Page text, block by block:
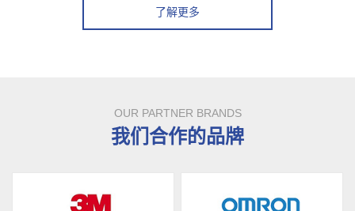
了解更多
OUR PARTNER BRANDS
我们合作的品牌